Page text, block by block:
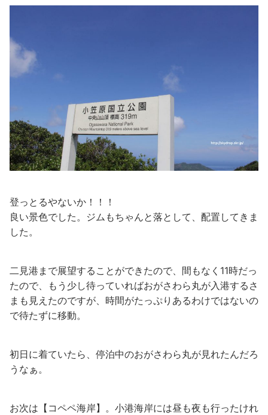
登っとるやないか！！！
良い景色でした。ジムもちゃんと落として、配置してきま
した。
二見港まで展望することができたので、間もなく11時だっ
たので、もう少し待っていればおがさわら丸が入港するさ
まも見えたのですが、時間がたっぷりあるわけではないの
で待たずに移動。
初日に着ていたら、停泊中のおがさわら丸が見れたんだろ
うなぁ。
お次は【コペペ海岸】。小港海岸には昼も夜も行ったけれ